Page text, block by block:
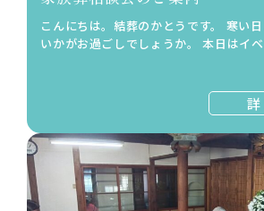
こんにちは。結葬のかとうです。 寒い
いかがお過ごしでしょうか。 本日はイ
詳